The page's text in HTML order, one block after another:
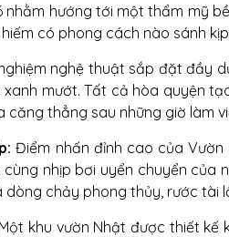
hướng tới một thẩm mỹ
có phong cách nào sánh
nghệ thuật sắp đặt đầy
mướt. Tất cả hòa quyện
căng thẳng sau những giờ làm
Điểm nhấn đỉnh cao của Vườn
nhịp bơi uyển chuyển của
chảy phong thủy, rước tài
Một khu vườn Nhật được thiết kế